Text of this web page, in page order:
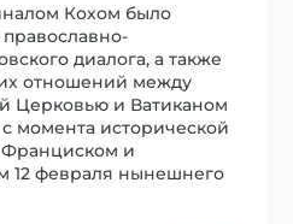
Кохом было
диалога, а также
отношений между
Церковью и Ватиканом
момента исторической
и
12 февраля нынешнего